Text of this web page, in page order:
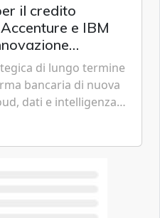
il credito
e IBM
di lungo termine
bancaria di nuova
dati e intelligenza